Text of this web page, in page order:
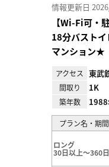
情報更新日
【Wi-Fi可・
18分バスト
マンション★
アクセス 東武
間取り 1K
築年数
プラン名・期間
ロング
30日以上～360